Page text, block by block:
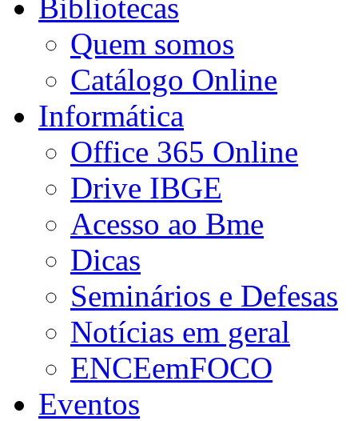
Bibliotecas
Quem somos
Catálogo Online
Informática
Office 365 Online
Drive IBGE
Acesso ao Bme
Dicas
Seminários e Defesas
Notícias em geral
ENCEemFOCO
Eventos